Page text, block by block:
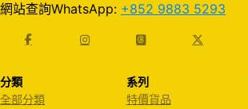
網站查詢WhatsApp: +852 9883 5293
分類
全部分類
系列
特價貨品